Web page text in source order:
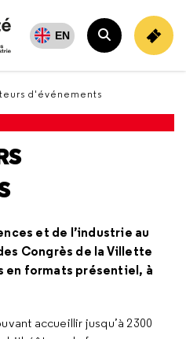
EN
Rechercher
d'événements
et de l’industrie au
Congrès de la Villette
en formats présentiel, à
accueillir jusqu’à 2300